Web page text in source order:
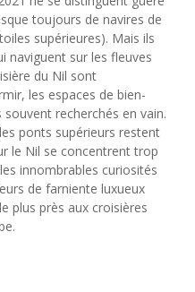
toujours de navires de
supérieures). Mais ils
naviguent sur les fleuves
du Nil sont
les espaces de bien-
recherchés en vain.
ponts supérieurs restent
le Nil se concentrent trop
innombrables curiosités
de farniente luxueux
plus près aux croisières